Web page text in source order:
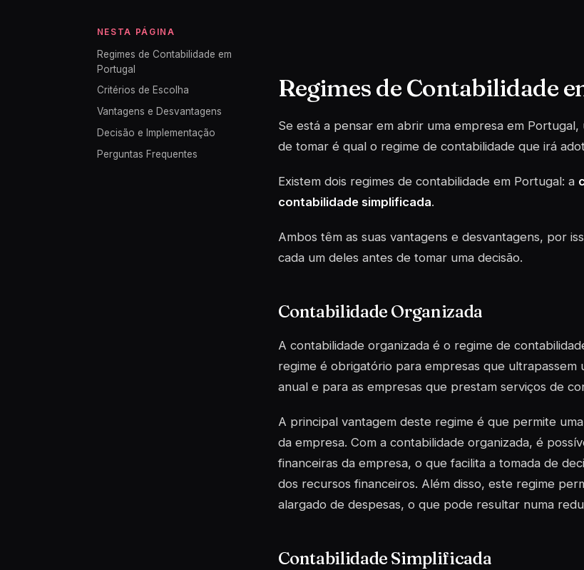
NESTA PÁGINA
Regimes de Contabilidade em
Portugal
Critérios de Escolha
Vantagens e Desvantagens
Decisão e Implementação
Perguntas Frequentes
Regimes de Contabilidade
Se está a pensar em abrir uma empresa em
de tomar é qual o regime de contabilidade que irá
Existem dois regimes de contabilidade em Portugal: a
contabilidade simplificada.
Ambos têm as suas vantagens e desvantagens, por
cada um deles antes de tomar uma decisão.
Contabilidade Organizada
A contabilidade organizada é o regime de
regime é obrigatório para empresas que ultrapassem
anual e para as empresas que prestam serviços de
A principal vantagem deste regime é que permite
da empresa. Com a contabilidade organizada, é
financeiras da empresa, o que facilita a tomada de
dos recursos financeiros. Além disso, este regime
alargado de despesas, o que pode resultar numa
Contabilidade Simplificada